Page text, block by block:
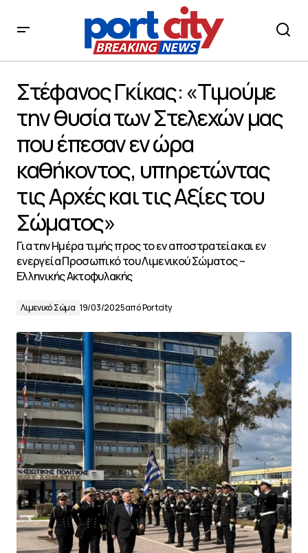
μας που έπεσαν εν ώρα καθήκοντος, υπηρετώντας τις
Αρχές και τις Αξίες του Σώματος»
Στέφανος Γκίκας: «Τιμούμε
την θυσία των Στελεχών μας
που έπεσαν εν ώρα
καθήκοντος, υπηρετώντας
τις Αρχές και τις Αξίες του
Σώματος»
Για την Ημέρα τιμής προς το εν αποστρατεία και εν
ενεργεία Προσωπικό του Λιμενικού Σώματος –
Ελληνικής Ακτοφυλακής
Λιμενικό Σώμα 19/03/2025απόPortcity